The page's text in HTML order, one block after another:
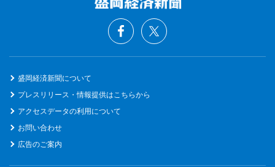
盛岡経済新聞について
プレスリリース・情報提供はこちらから
アクセスデータの利用について
お問い合わせ
広告のご案内